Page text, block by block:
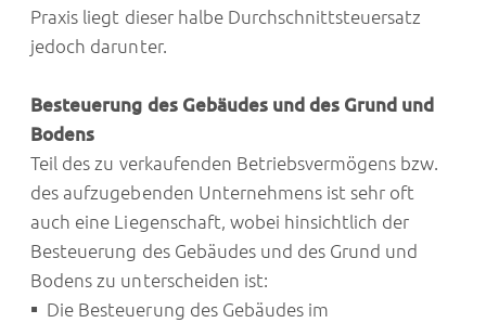
Praxis liegt dieser halbe Durchschnittsteuersatz
jedoch darunter.
Besteuerung des Gebäudes und des Grund und
Bodens
Teil des zu verkaufenden Betriebsvermögens bzw.
des aufzugebenden Unternehmens ist sehr oft
auch eine Liegenschaft, wobei hinsichtlich der
Besteuerung des Gebäudes und des Grund und
Bodens zu unterscheiden ist:
Die Besteuerung des Gebäudes im